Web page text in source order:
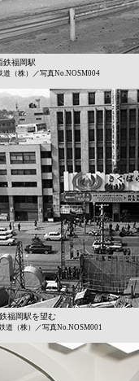
鉄福岡駅
道（株）／写真No.NOSM004
福岡駅を望む
（株）／写真No.NOSM001